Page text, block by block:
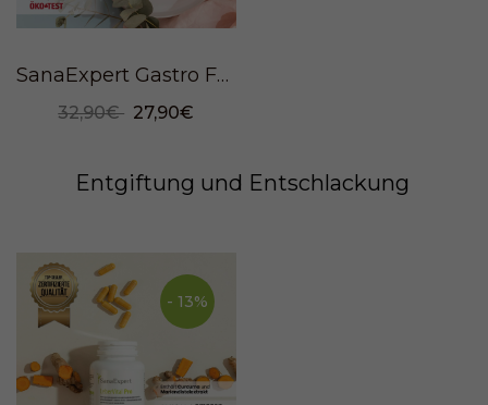
SanaExpert Gastro Forte, 30 Kapseln
32,90€ 27,90€
Entgiftung und Entschlackung
- 13%